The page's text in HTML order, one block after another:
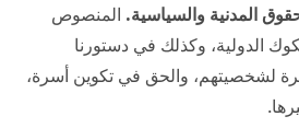
المدنية والسياسية. المنصوص
الدولية، وكذلك في دستورنا
لشخصيتهم، والحق في تكوين أسرة،